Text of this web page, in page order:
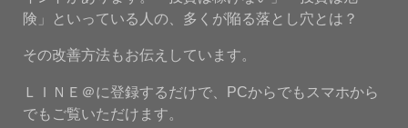
険」といっている人の、多くが陥る落とし穴とは？
その改善方法もお伝えしています。
ＬＩＮＥ＠に登録するだけで、PCからでもスマホから
でもご覧いただけます。